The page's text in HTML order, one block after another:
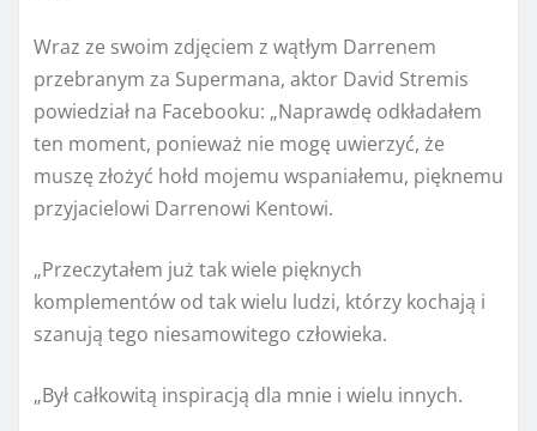
Wraz ze swoim zdjęciem z wątłym Darrenem
przebranym za Supermana, aktor David Stremis
powiedział na Facebooku: „Naprawdę odkładałem
ten moment, ponieważ nie mogę uwierzyć, że
muszę złożyć hołd mojemu wspaniałemu, pięknemu
przyjacielowi Darrenowi Kentowi.
„Przeczytałem już tak wiele pięknych
komplementów od tak wielu ludzi, którzy kochają i
szanują tego niesamowitego człowieka.
„Był całkowitą inspiracją dla mnie i wielu innych.